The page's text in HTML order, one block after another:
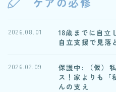
18歳までに自立
自立支援で見落
2026.08.01
保護中: （仮）
ス！家よりも「
んの支え
2026.02.09